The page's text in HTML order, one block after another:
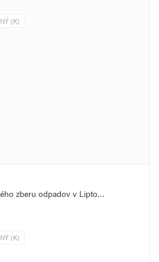
(K)
zberu odpadov v Lipto…
(K)